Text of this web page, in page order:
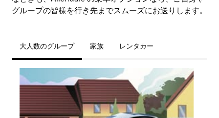
グループの皆様を行き先までスムーズにお送りします。
大人数のグループ 家族 レンタカー